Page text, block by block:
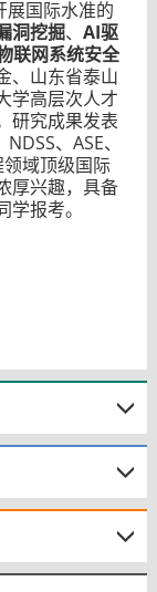
展国际水准的
洞挖掘、 AI驱
联网系统安全
、山东省泰山
学高层次人才
研究成果发表
、ASE、
域顶级国际
厚兴趣，具备
报考。